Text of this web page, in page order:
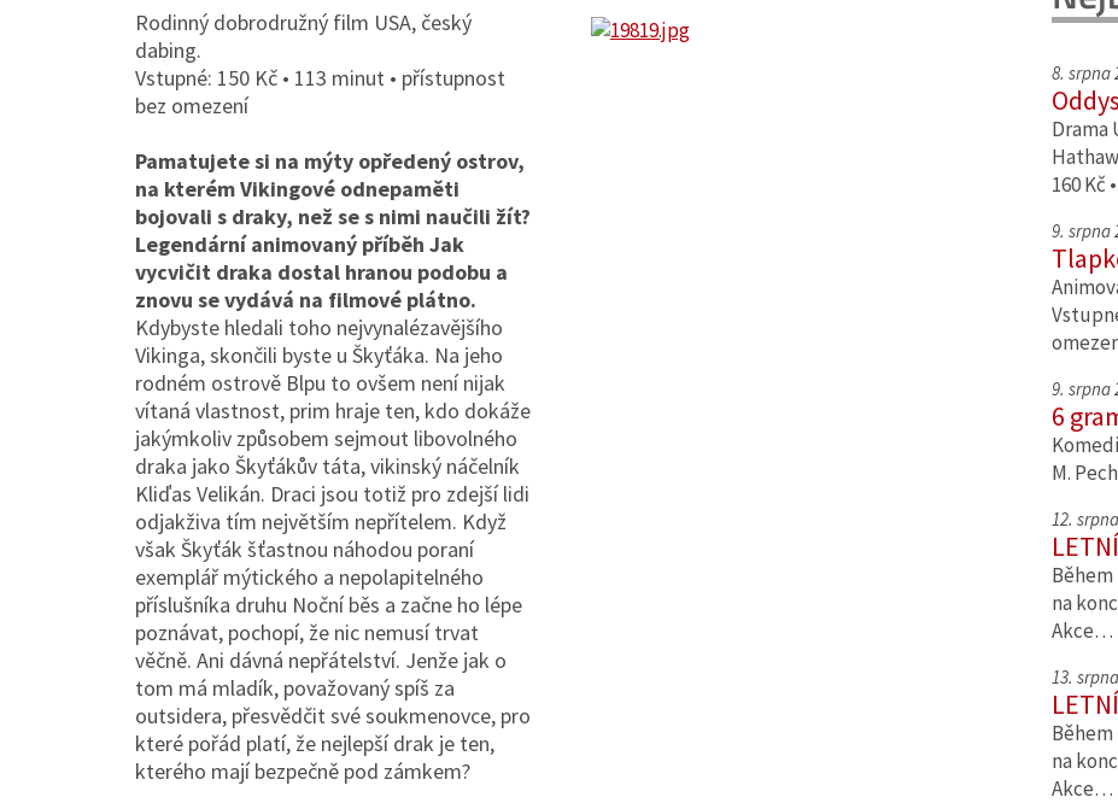
Rodinný dobrodružný film USA, český
dabing.
Vstupné: 150 Kč • 113 minut • přístupnost
bez omezení
Pamatujete si na mýty opředený ostrov,
na kterém Vikingové odnepaměti
bojovali s draky, než se s nimi naučili žít?
Legendární animovaný příběh Jak
vycvičit draka dostal hranou podobu a
znovu se vydává na filmové plátno.
Kdybyste hledali toho nejvynalézavějšího
Vikinga, skončili byste u Škyťáka. Na jeho
rodném ostrově Blpu to ovšem není nijak
vítaná vlastnost, prim hraje ten, kdo dokáže
jakýmkoliv způsobem sejmout libovolného
draka jako Škyťákův táta, vikinský náčelník
Kliďas Velikán. Draci jsou totiž pro zdejší lidi
odjakživa tím největším nepřítelem. Když
však Škyťák šťastnou náhodou poraní
exemplář mýtického a nepolapitelného
příslušníka druhu Noční běs a začne ho lépe
poznávat, pochopí, že nic nemusí trvat
věčně. Ani dávná nepřátelství. Jenže jak o
tom má mladík, považovaný spíš za
outsidera, přesvědčit své soukmenovce, pro
které pořád platí, že nejlepší drak je ten,
kterého mají bezpečně pod zámkem?
8. srpna
Drama
160 Kč
9. srpna
9. srpna
6
M.
12.
na
Akce…
13.
na
Akce…